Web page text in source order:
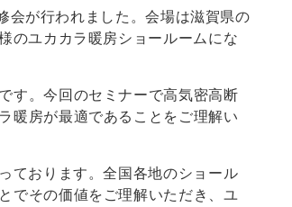
が行われました。会場は滋賀県の
のユカカラ暖房ショールームにな
す。今回のセミナーで高気密高断
暖房が最適であることをご理解い
ております。全国各地のショール
でその価値をご理解いただき、ユ